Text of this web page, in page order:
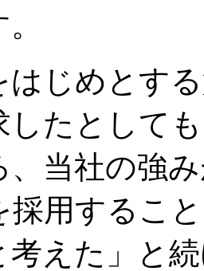
じめとす
したとして
、当社の強
採用するこ
考えた」と